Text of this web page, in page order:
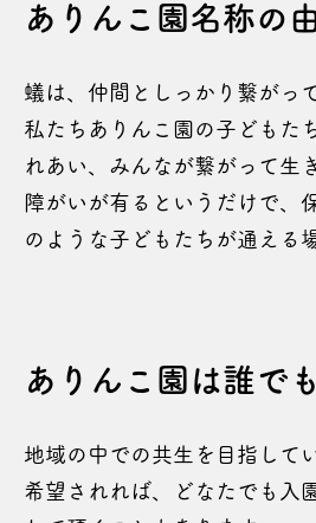
ありんこ園名称の
蟻は、仲間としっかり繋がっ
私たちありんこ園の子どもた
れあい、みんなが繋がって生
障がいが有るというだけで、
のような子どもたちが通える
ありんこ園は誰で
地域の中での共生を目指して
希望されれば、どなたでも入